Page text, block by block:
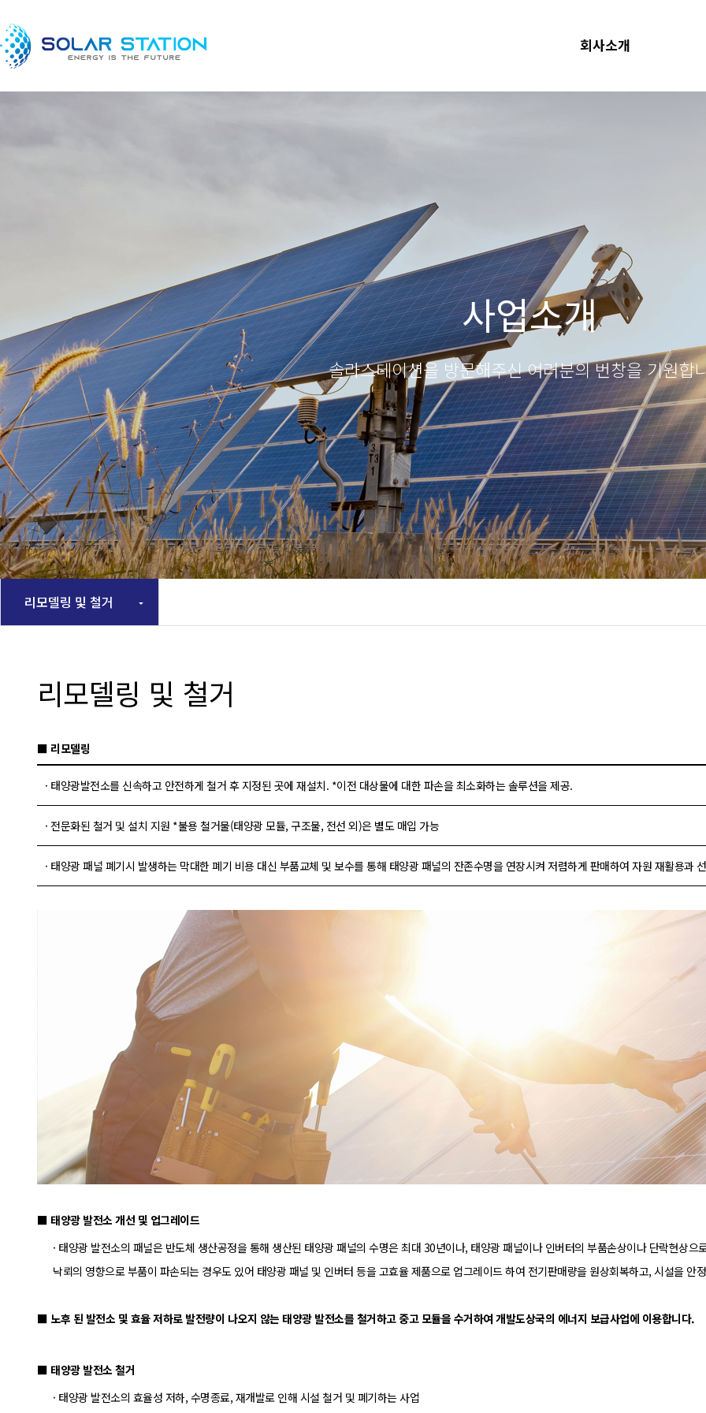
회사소개
사업소개
솔라스테이션을 방문해주신 여러분의 번창을 기원합
리모델링 및 철거
리모델링 및 철거
■ 리모델링
· 태양광발전소를 신속하고 안전하게 철거 후 지정된 곳에 재설치. *이전 대상물에 대한 파손을 최소화하는 솔루션을 제공.
· 전문화된 철거 및 설치 지원 *불용 철거물(태양광 모듈, 구조물, 전선 외)은 별도 매입 가능
· 태양광 패널 폐기시 발생하는 막대한 폐기 비용 대신 부품교체 및 보수를 통해 태양광 패널의 잔존수명을 연장시켜 저렴하게 판매하여 자원 재활용과
■ 태양광 발전소 개선 및 업그레이드
· 태양광 발전소의 패널은 반도체 생산공정을 통해 생산된 태양광 패널의 수명은 최대 30년이나, 태양광 패널이나 인버터의 부품손상이나 단락현상
낙뢰의 영향으로 부품이 파손되는 경우도 있어 태양광 패널 및 인버터 등을 고효율 제품으로 업그레이드 하여 전기판매량을 원상회복하고, 시설을 안
■ 노후 된 발전소 및 효율 저하로 발전량이 나오지 않는 태양광 발전소를 철거하고 중고 모듈을 수거하여 개발도상국의 에너지 보급사업에 이용합니다.
■ 태양광 발전소 철거
· 태양광 발전소의 효율성 저하, 수명종료, 재개발로 인해 시설 철거 및 폐기하는 사업